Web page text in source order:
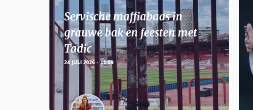
Servische maffiabaas in
grauwe bak en feesten met
Tadic
24 JULI 2026 - 11:59